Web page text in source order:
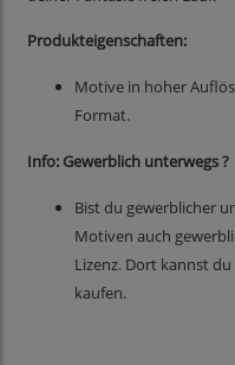
Produkteigenschaften:
Motive in hoher
Format.
Info: Gewerblich unterwegs ?
Bist du gewerblicher
Motiven auch
Lizenz. Dort kannst
kaufen.